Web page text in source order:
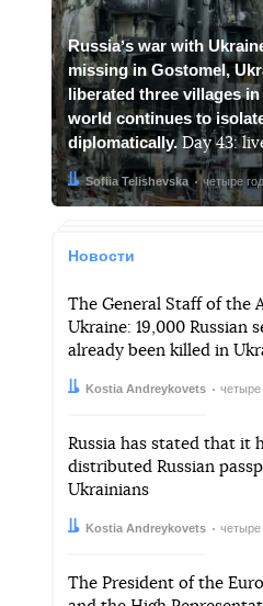
Russiaʼs war with
missing in Gostomel,
liberated three villages
world continues to
diplomatically. Day 43:
Автор:
Sofiia Telishevska
Дата: четыре
Новости
The General Staff of the
Ukraine: 19,000 Russian
already been killed in
Автор:
Kostia Andreykovets
Дата: четыре
Russia has stated that it
distributed Russian
Ukrainians
Автор:
Kostia Andreykovets
Дата: четыре
The President of the